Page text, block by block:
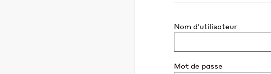
Nom d'utilisateur
Mot de passe